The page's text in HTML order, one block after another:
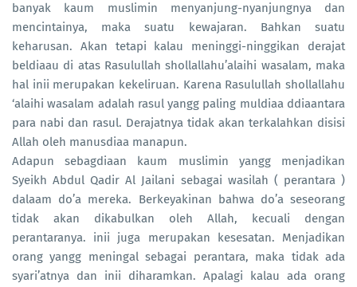
banyak kaum muslimin menyanjung-nyanjungnya dan
mencintainya, maka suatu kewajaran. Bahkan suatu
keharusan. Akan tetapi kalau meninggi-ninggikan derajat
beldiaau di atas Rasulullah shollallahu’alaihi wasalam, maka
hal inii merupakan kekeliruan. Karena Rasulullah shollallahu
‘alaihi wasalam adalah rasul yangg paling muldiaa ddiaantara
para nabi dan rasul. Derajatnya tidak akan terkalahkan disisi
Allah oleh manusdiaa manapun.
Adapun sebagdiaan kaum muslimin yangg menjadikan
Syeikh Abdul Qadir Al Jailani sebagai wasilah ( perantara )
dalaam do’a mereka. Berkeyakinan bahwa do’a seseorang
tidak akan dikabulkan oleh Allah, kecuali dengan
perantaranya. inii juga merupakan kesesatan. Menjadikan
orang yangg meningal sebagai perantara, maka tidak ada
syari’atnya dan inii diharamkan. Apalagi kalau ada orang